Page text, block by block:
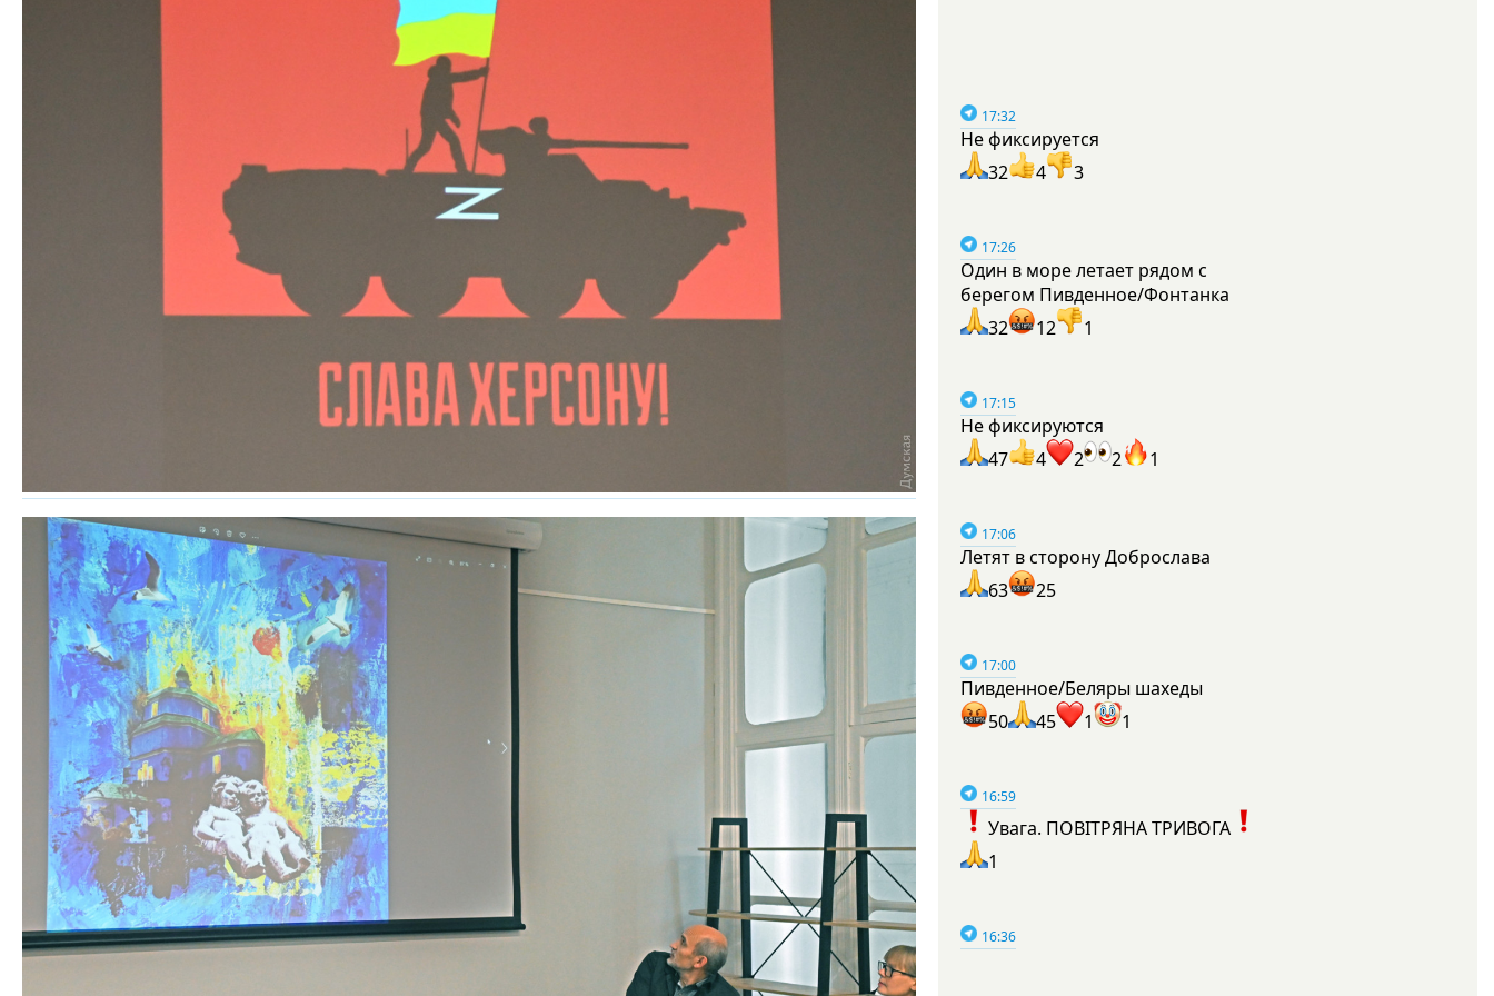
17:32
Не фиксируется
32
4 3
17:26
Один в море летает рядом с
берегом Пивденное/Фонтанка
32
12 1
17:15
Не фиксируются
47
4 2 2 1
17:06
Летят в сторону Доброслава
63
25
17:00
Пивденное/Беляры шахеды
50
45 1 1
16:59
Увага. ПОВІТРЯНА ТРИВОГА
1
16:36